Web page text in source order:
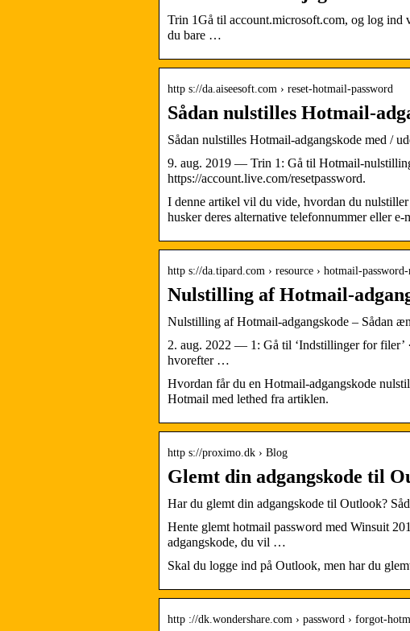
Trin 1Gå til account.microsoft.com, og log ind
du bare …
http s://da.aiseesoft.com › reset-hotmail-password
Sådan nulstilles Hotmail-
Sådan nulstilles Hotmail-adgangskode med /
9. aug. 2019 — Trin 1: Gå til Hotmail-
https://account.live.com/resetpassword.
I denne artikel vil du vide, hvordan du
husker deres alternative telefonnummer eller
http s://da.tipard.com › resource › hotmail-password-
Nulstilling af Hotmail-
Nulstilling af Hotmail-adgangskode – Sådan
2. aug. 2022 — 1: Gå til ‘Indstillinger for filer’
hvorefter …
Hvordan får du en Hotmail-adgangskode
Hotmail med lethed fra artiklen.
http s://proximo.dk › Blog
Glemt din adgangskode til
Har du glemt din adgangskode til Outlook?
Hente glemt hotmail password med Winsuit
adgangskode, du vil …
Skal du logge ind på Outlook, men har du
http ://dk.wondershare.com › password › forgot-